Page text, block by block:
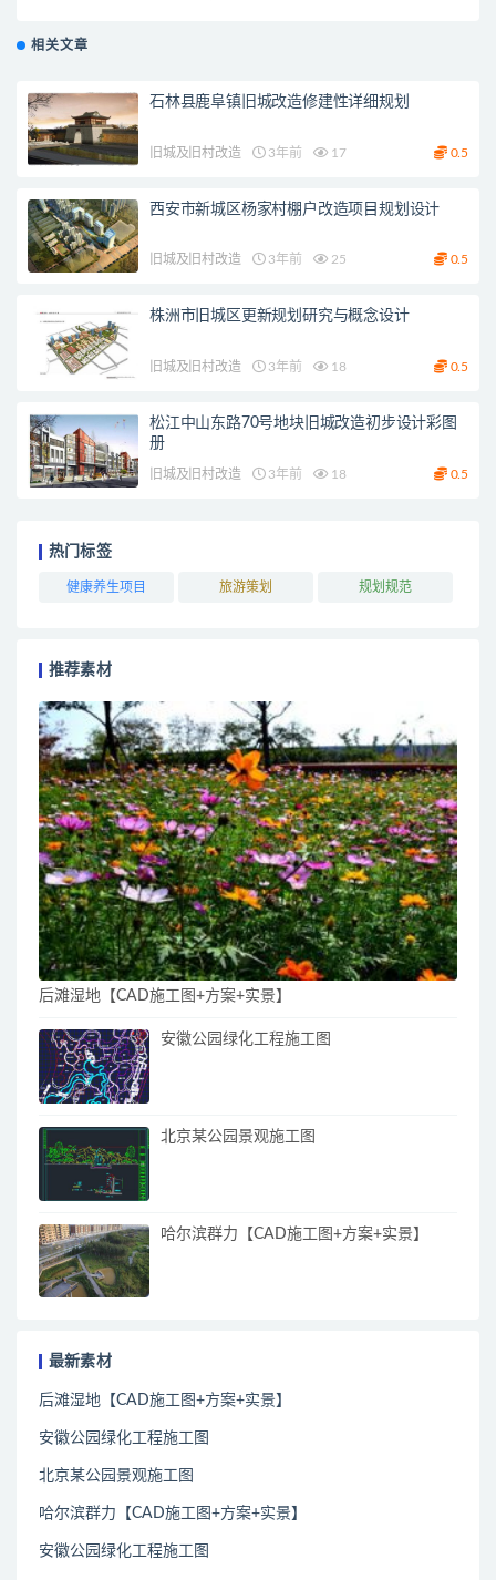
相关文章
石林县鹿阜镇旧城改造修建性详细规划
旧城及旧村改造 3年前 17 0.5
西安市新城区杨家村棚户改造项目规划设计
旧城及旧村改造 3年前 25 0.5
株洲市旧城区更新规划研究与概念设计
旧城及旧村改造 3年前 18 0.5
松江中山东路70号地块旧城改造初步设计彩图
册
旧城及旧村改造 3年前 18 0.5
热门标签
健康养生项目 旅游策划 规划规范
推荐素材
后滩湿地【CAD施工图+方案+实景】
安徽公园绿化工程施工图
北京某公园景观施工图
哈尔滨群力【CAD施工图+方案+实景】
最新素材
后滩湿地【CAD施工图+方案+实景】
安徽公园绿化工程施工图
北京某公园景观施工图
哈尔滨群力【CAD施工图+方案+实景】
安徽公园绿化工程施工图